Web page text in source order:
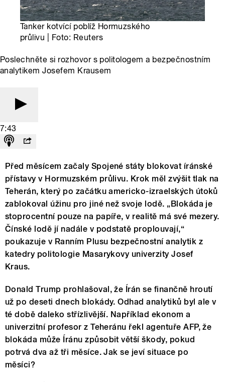
Tanker kotvící poblíž Hormuzského
průlivu | Foto: Reuters
Poslechněte si rozhovor s politologem a bezpečnostním
analytikem Josefem Krausem
7:43
Před měsícem začaly Spojené státy blokovat íránské
přístavy v Hormuzském průlivu. Krok měl zvýšit tlak na
Teherán, který po začátku americko-izraelských útoků
zablokoval úžinu pro jiné než svoje lodě. „Blokáda je
stoprocentní pouze na papíře, v realitě má své mezery.
Čínské lodě jí nadále v podstatě proplouvají,“
poukazuje v Ranním Plusu bezpečnostní analytik z
katedry politologie Masarykovy univerzity Josef
Kraus.
Donald Trump prohlašoval, že Írán se finančně hroutí
už po deseti dnech blokády. Odhad analytiků byl ale v
té době daleko střízlivější. Například ekonom a
univerzitní profesor z Teheránu řekl agentuře AFP, že
blokáda může Íránu způsobit větší škody, pokud
potrvá dva až tři měsíce. Jak se jeví situace po
měsíci?